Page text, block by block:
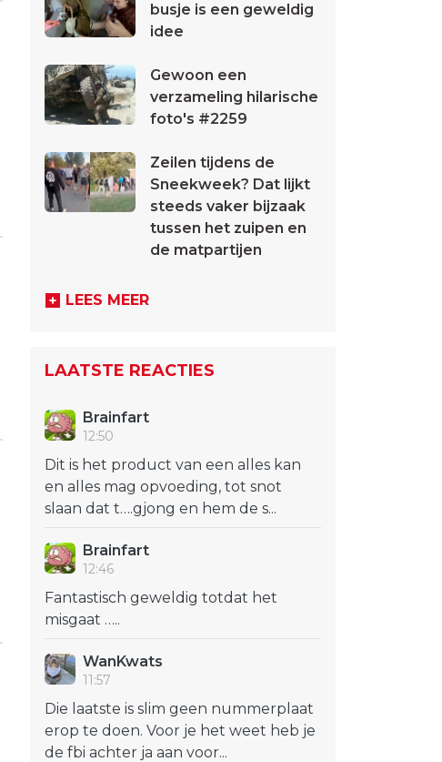
busje is een geweldig
idee
Gewoon een
verzameling hilarische
foto's #2259
Zeilen tijdens de
Sneekweek? Dat lijkt
steeds vaker bijzaak
tussen het zuipen en
de matpartijen
LEES MEER
LAATSTE REACTIES
Brainfart
12:50
Dit is het product van een alles kan
en alles mag opvoeding, tot snot
slaan dat t….gjong en hem de s...
Brainfart
12:46
Fantastisch geweldig totdat het
misgaat …..
WanKwats
11:57
Die laatste is slim geen nummerplaat
erop te doen. Voor je het weet heb je
de fbi achter ja aan voor...